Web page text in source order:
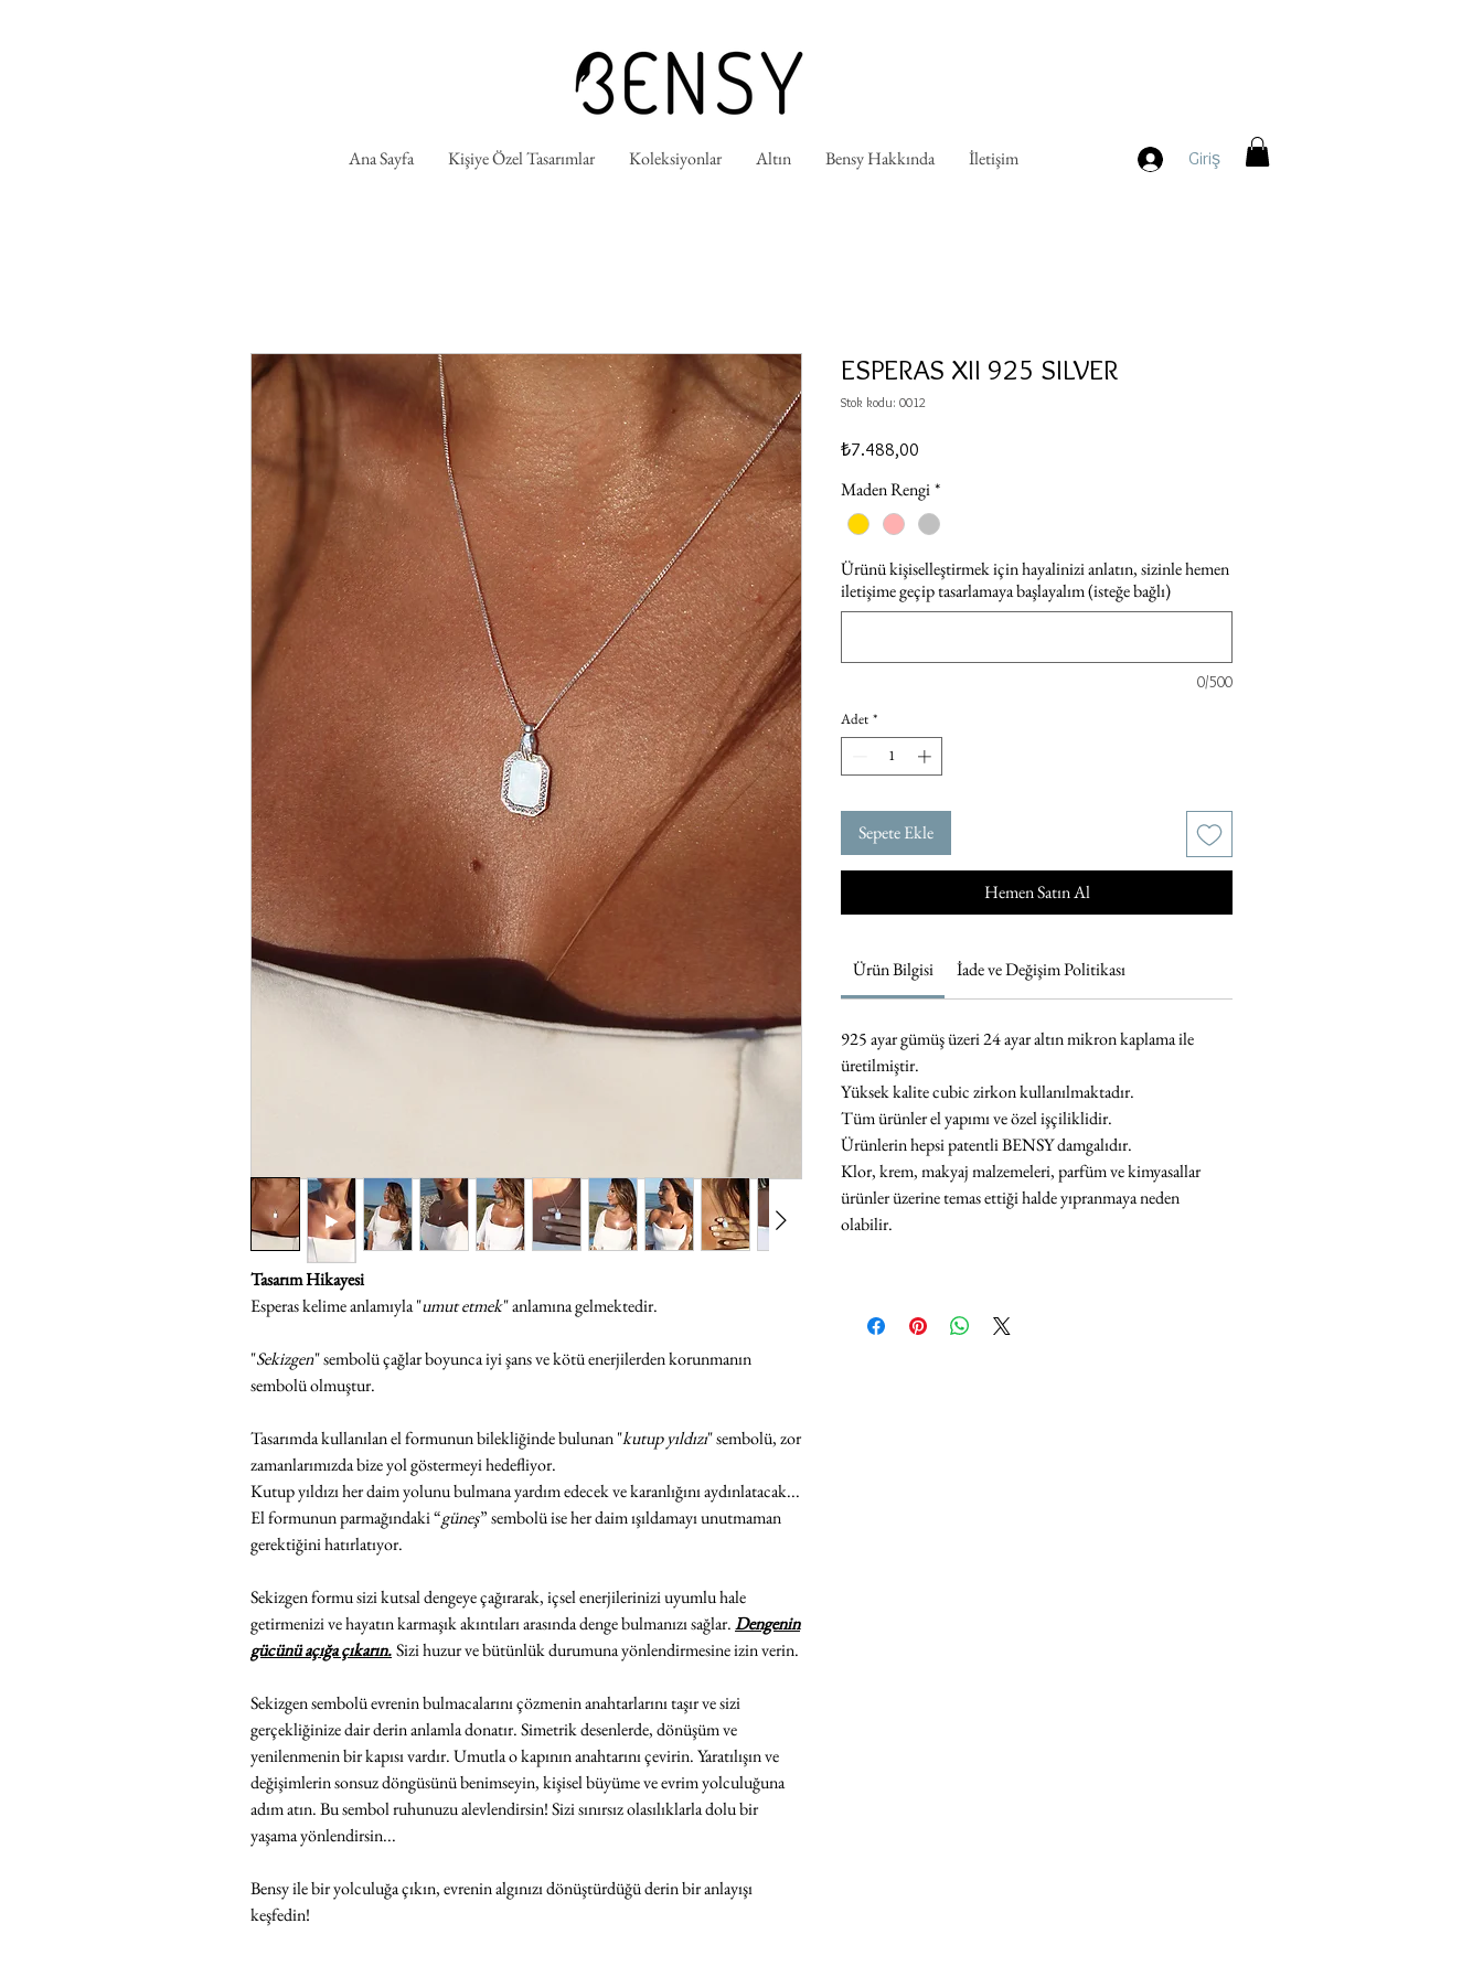
Ana Sayfa Kişiye Özel Tasarımlar Koleksiyonlar Altın Bensy Hakkında İletişim Giriş
Tasarım Hikayesi
Esperas kelime anlamıyla "umut etmek" anlamına gelmektedir.
"Sekizgen" sembolü çağlar boyunca iyi şans ve kötü enerjilerden korunmanın
sembolü olmuştur.
Tasarımda kullanılan el formunun bilekliğinde bulunan "kutup yıldızı" sembolü, zor
zamanlarımızda bize yol göstermeyi hedefliyor.
Kutup yıldızı her daim yolunu bulmana yardım edecek ve karanlığını aydınlatacak...
El formunun parmağındaki “güneş” sembolü ise her daim ışıldamayı unutmaman
gerektiğini hatırlatıyor.
Sekizgen formu sizi kutsal dengeye çağırarak, içsel enerjilerinizi uyumlu hale
getirmenizi ve hayatın karmaşık akıntıları arasında denge bulmanızı sağlar.Dengenin
gücünü açığa çıkarın.Sizi huzur ve bütünlük durumuna yönlendirmesine izin verin.
Sekizgen sembolü evrenin bulmacalarını çözmenin anahtarlarını taşır ve sizi
gerçekliğinize dair derin anlamla donatır. Simetrik desenlerde, dönüşüm ve
yenilenmenin bir kapısı vardır. Umutla o kapının anahtarını çevirin. Yaratılışın ve
değişimlerin sonsuz döngüsünü benimseyin, kişisel büyüme ve evrim yolculuğuna
adım atın. Bu sembol ruhunuzu alevlendirsin! Sizi sınırsız olasılıklarla dolu bir
yaşama yönlendirsin...
Bensy ile bir yolculuğa çıkın, evrenin algınızı dönüştürdüğü derin bir anlayışı
keşfedin!
ESPERAS XII 925 SILVER
Stok kodu: 0012
₺7.488,00
Maden Rengi*
Ürünü kişiselleştirmek için hayalinizi anlatın, sizinle hemen
iletişime geçip tasarlamaya başlayalım (isteğe bağlı)
0/500
Adet *
Sepete Ekle
Hemen Satın Al
Ürün Bilgisi İade ve Değişim Politikası
925 ayar gümüş üzeri 24 ayar altın mikron kaplamaile
üretilmiştir.
Yüksek kalite cubic zirkonkullanılmaktadır.
Tüm ürünler el yapımı ve özel işçiliklidir.
Ürünlerin hepsi patentli BENSY damgalıdır.
Klor,krem, makyaj malzemeleri,parfüm ve kimyasallar
ürünler üzerine temas ettiği halde yıpranmaya neden
olabilir.